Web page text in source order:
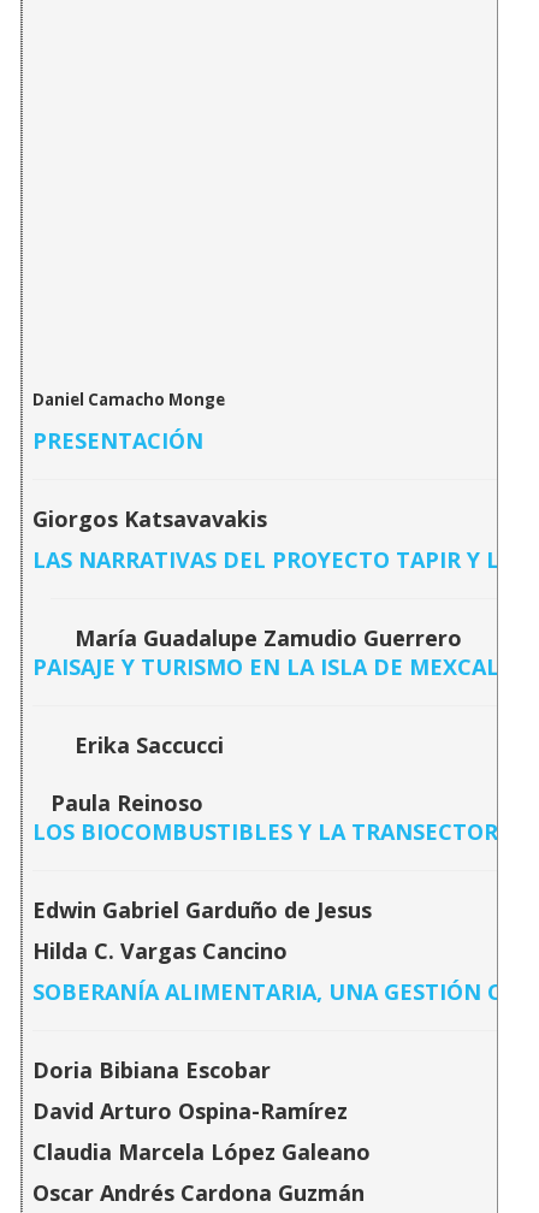
Daniel Camacho Monge
PRESENTACIÓN
Giorgos Katsavavakis
LAS NARRATIVAS DEL PROYECTO TAPIR Y LA
María Guadalupe Zamudio Guerrero
PAISAJE Y TURISMO EN LA ISLA DE
Erika Saccucci
Paula Reinoso
LOS BIOCOMBUSTIBLES Y LA
Edwin Gabriel Garduño de Jesus
Hilda C. Vargas Cancino
SOBERANÍA ALIMENTARIA, UNA GESTIÓN
Doria Bibiana Escobar
David Arturo Ospina-Ramírez
Claudia Marcela López Galeano
Oscar Andrés Cardona Guzmán